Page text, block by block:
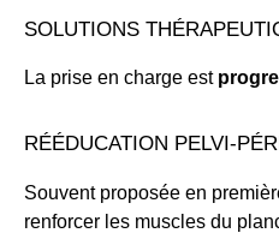
SOLUTIONS
La prise en charge est
RÉÉDUCATION PELVI-
Souvent proposée en
renforcer les muscles du